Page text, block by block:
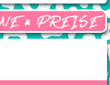
& PREISE